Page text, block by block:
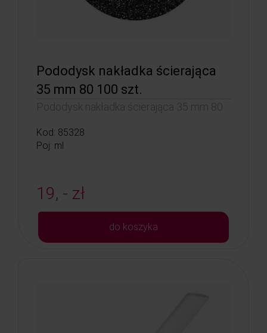
Pododysk nakładka ścierająca
35 mm 80 100 szt.
Pododysk nakładka ścierająca 35 mm 80
Kod: 85328
Poj: ml
19, - zł
do koszyka